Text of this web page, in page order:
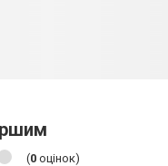
(0 оцінок)